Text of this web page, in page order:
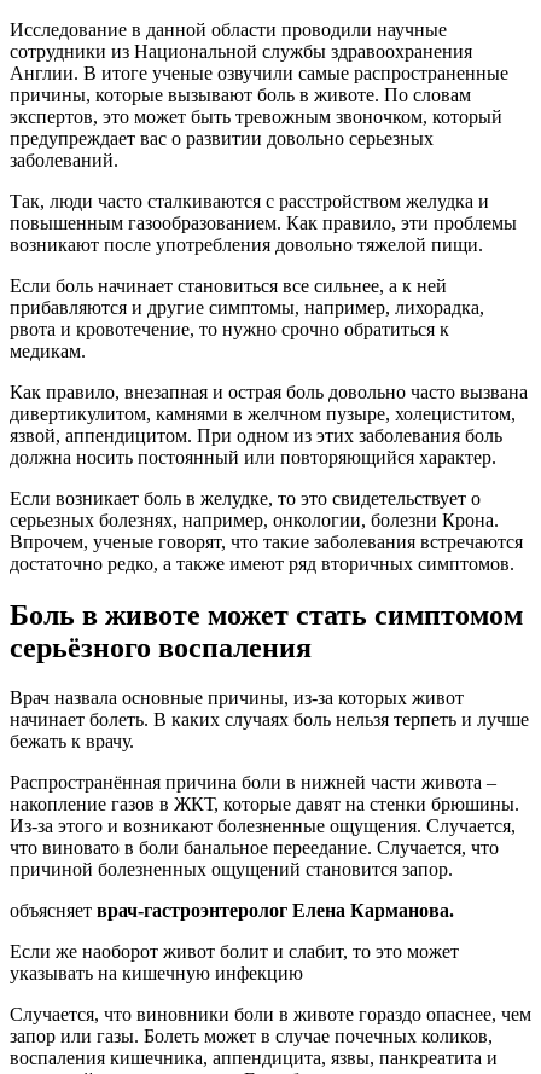
Исследование в данной области проводили научные
сотрудники из Национальной службы здравоохранения
Англии. В итоге ученые озвучили самые распространенные
причины, которые вызывают боль в животе. По словам
экспертов, это может быть тревожным звоночком, который
предупреждает вас о развитии довольно серьезных
заболеваний.
Так, люди часто сталкиваются с расстройством желудка и
повышенным газообразованием. Как правило, эти проблемы
возникают после употребления довольно тяжелой пищи.
Если боль начинает становиться все сильнее, а к ней
прибавляются и другие симптомы, например, лихорадка,
рвота и кровотечение, то нужно срочно обратиться к
медикам.
Как правило, внезапная и острая боль довольно часто вызвана
дивертикулитом, камнями в желчном пузыре, холециститом,
язвой, аппендицитом. При одном из этих заболевания боль
должна носить постоянный или повторяющийся характер.
Если возникает боль в желудке, то это свидетельствует о
серьезных болезнях, например, онкологии, болезни Крона.
Впрочем, ученые говорят, что такие заболевания встречаются
достаточно редко, а также имеют ряд вторичных симптомов.
Боль в животе может стать симптомом
серьёзного воспаления
Врач назвала основные причины, из-за которых живот
начинает болеть. В каких случаях боль нельзя терпеть и лучше
бежать к врачу.
Распространённая причина боли в нижней части живота –
накопление газов в ЖКТ, которые давят на стенки брюшины.
Из-за этого и возникают болезненные ощущения. Случается,
что виновато в боли банальное переедание. Случается, что
причиной болезненных ощущений становится запор.
объясняет врач-гастроэнтеролог Елена Карманова.
Если же наоборот живот болит и слабит, то это может
указывать на кишечную инфекцию
Случается, что виновники боли в животе гораздо опаснее, чем
запор или газы. Болеть может в случае почечных коликов,
воспаления кишечника, аппендицита, язвы, панкреатита и